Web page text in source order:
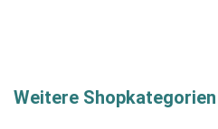
Weitere